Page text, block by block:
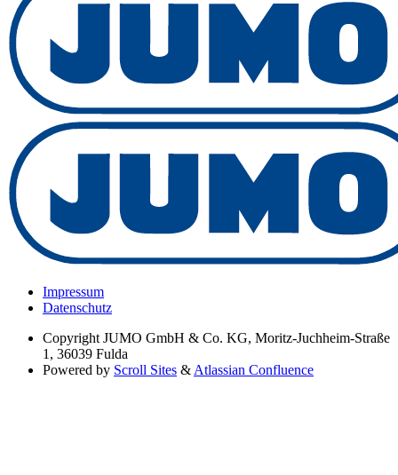
Impressum
Datenschutz
Copyright JUMO GmbH & Co. KG, Moritz-Juchheim-Straße
1, 36039 Fulda
Powered by Scroll Sites & Atlassian Confluence